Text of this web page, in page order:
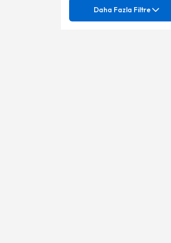
Ağlama ve Öfke Nöbetleri
Mezuniyet
Daha Fazla Filtre